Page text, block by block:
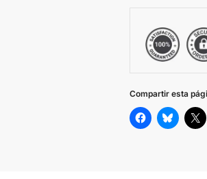
Compartir esta